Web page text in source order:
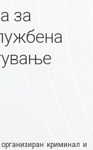
за
криминал и